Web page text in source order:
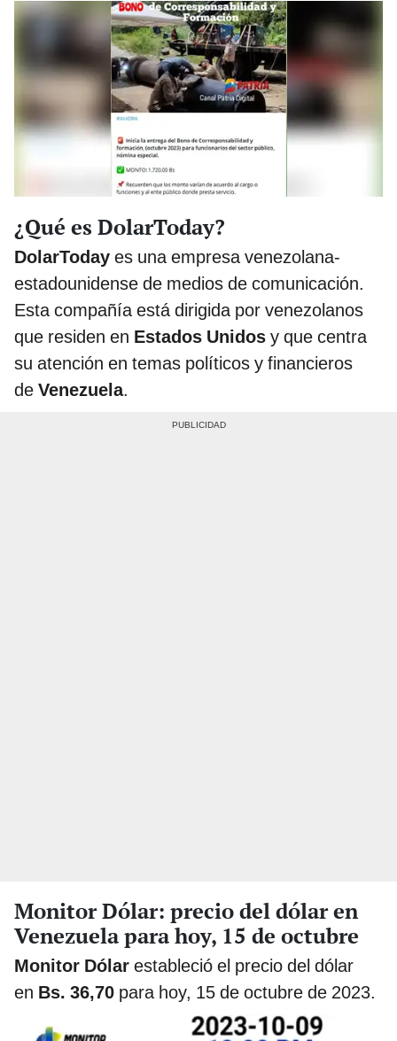
¿Qué es DolarToday?
DolarToday es una empresa venezolana-
estadounidense de medios de comunicación.
Esta compañía está dirigida por venezolanos
que residen en Estados Unidos y que centra
su atención en temas políticos y financieros
de Venezuela.
Monitor Dólar: precio del dólar en
Venezuela para hoy, 15 de octubre
Monitor Dólar estableció el precio del dólar
en Bs. 36,70 para hoy, 15 de octubre de 2023.